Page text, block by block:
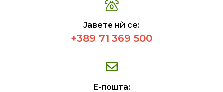
Јавете нѝ се:
+389 71 369 500
Е-пошта: